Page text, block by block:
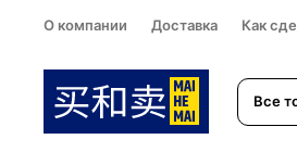
О компании Доставка Как
Все